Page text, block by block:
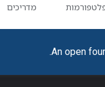
מדריכים
An open